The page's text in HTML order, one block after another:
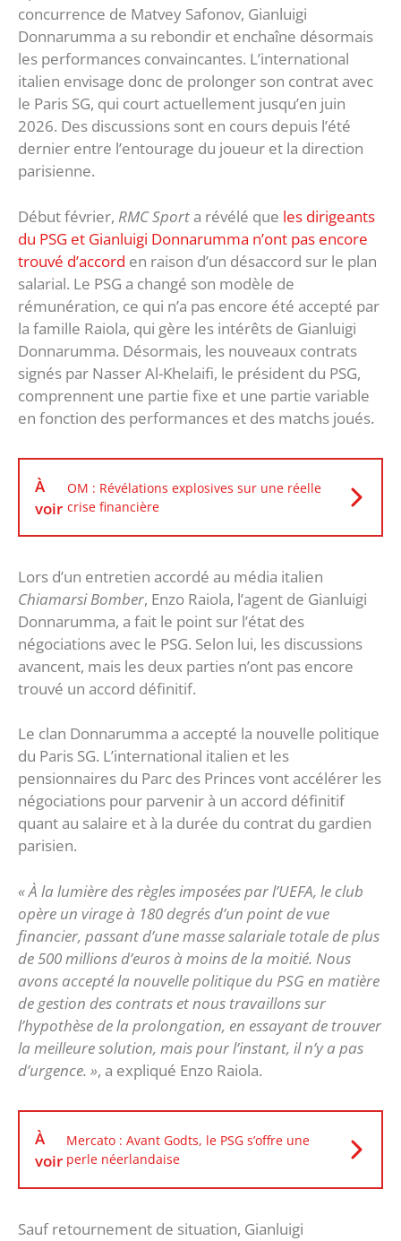
concurrence de Matvey Safonov, Gianluigi
Donnarumma a su rebondir et enchaîne désormais
les performances convaincantes. L’international
italien envisage donc de prolonger son contrat avec
le Paris SG, qui court actuellement jusqu’en juin
2026. Des discussions sont en cours depuis l’été
dernier entre l’entourage du joueur et la direction
parisienne.
Début février, RMC Sporta révélé que les dirigeants
du PSG et Gianluigi Donnarumma n’ont pas encore
trouvé d’accord en raison d’un désaccord sur le plan
salarial. Le PSG a changé son modèle de
rémunération, ce qui n’a pas encore été accepté par
la famille Raiola, qui gère les intérêts de Gianluigi
Donnarumma. Désormais, les nouveaux contrats
signés par Nasser Al-Khelaifi, le président du PSG,
comprennent une partie fixe et une partie variable
en fonction des performances et des matchs joués.
À
voir
OM : Révélations explosives sur une réelle
crise financière
Lors d’un entretien accordé au média italien
Chiamarsi Bomber, Enzo Raiola, l’agent de Gianluigi
Donnarumma, a fait le point sur l’état des
négociations avec le PSG. Selon lui, les discussions
avancent, mais les deux parties n’ont pas encore
trouvé un accord définitif.
Le clan Donnarumma a accepté la nouvelle politique
du Paris SG. L’international italien et les
pensionnaires du Parc des Princes vont accélérer les
négociations pour parvenir à un accord définitif
quant au salaire et à la durée du contrat du gardien
parisien.
« À la lumière des règles imposées par l’UEFA, le club
opère un virage à 180 degrés d’un point de vue
financier, passant d’une masse salariale totale de plus
de 500 millions d’euros à moins de la moitié. Nous
avons accepté la nouvelle politique du PSG en matière
de gestion des contrats et nous travaillons sur
l’hypothèse de la prolongation, en essayant de trouver
la meilleure solution, mais pour l’instant, il n’y a pas
d’urgence. », a expliqué Enzo Raiola.
À
voir
Mercato : Avant Godts, le PSG s’offre une
perle néerlandaise
Sauf retournement de situation, Gianluigi